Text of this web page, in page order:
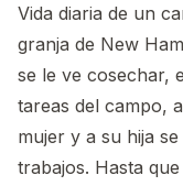
Vida diaria de un
granja de New
se le ve cosechar,
tareas del campo,
mujer y a su hija
trabajos. Hasta